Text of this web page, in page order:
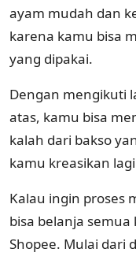
ayam mudah dan
karena kamu bisa
yang dipakai.
Dengan mengikuti
atas, kamu bisa
kalah dari bakso
kamu kreasikan
Kalau ingin proses
bisa belanja
Shopee. Mulai dari